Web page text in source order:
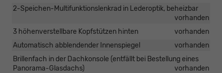
2-Speichen-Multifunktionslenkrad in Lederoptik, beheizbar
vorhanden
3 höhenverstellbare Kopfstützen hinten
vorhanden
Automatisch abblendender Innenspiegel
vorhanden
Brillenfach in der Dachkonsole (entfällt bei Bestellung eines
Panorama-Glasdachs)
vorhanden